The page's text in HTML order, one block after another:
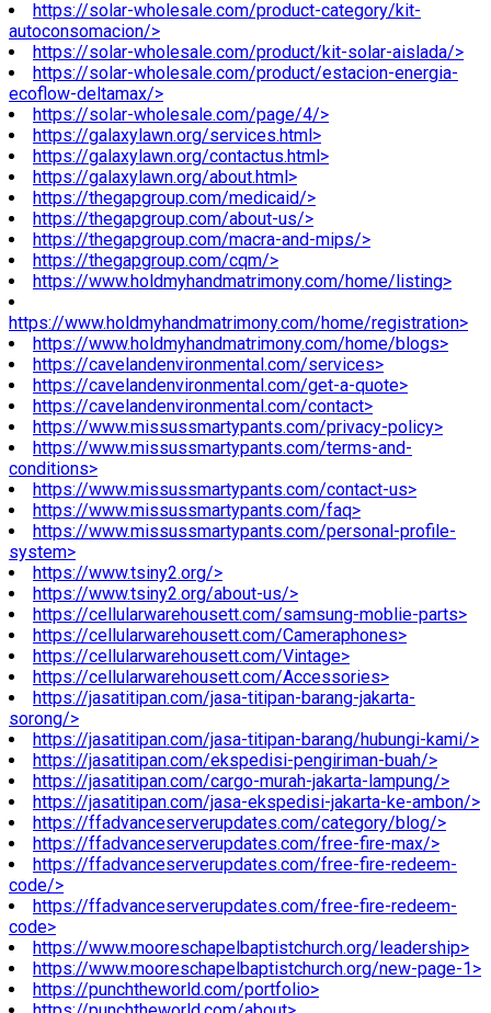
https://solar-wholesale.com/product-category/kit-
autoconsomacion/>
https://solar-wholesale.com/product/kit-solar-aislada/>
https://solar-wholesale.com/product/estacion-energia-
ecoflow-deltamax/>
https://solar-wholesale.com/page/4/>
https://galaxylawn.org/services.html>
https://galaxylawn.org/contactus.html>
https://galaxylawn.org/about.html>
https://thegapgroup.com/medicaid/>
https://thegapgroup.com/about-us/>
https://thegapgroup.com/macra-and-mips/>
https://thegapgroup.com/cqm/>
https://www.holdmyhandmatrimony.com/home/listing>
https://www.holdmyhandmatrimony.com/home/registration>
https://www.holdmyhandmatrimony.com/home/blogs>
https://cavelandenvironmental.com/services>
https://cavelandenvironmental.com/get-a-quote>
https://cavelandenvironmental.com/contact>
https://www.missussmartypants.com/privacy-policy>
https://www.missussmartypants.com/terms-and-
conditions>
https://www.missussmartypants.com/contact-us>
https://www.missussmartypants.com/faq>
https://www.missussmartypants.com/personal-profile-
system>
https://www.tsiny2.org/>
https://www.tsiny2.org/about-us/>
https://cellularwarehousett.com/samsung-moblie-parts>
https://cellularwarehousett.com/Cameraphones>
https://cellularwarehousett.com/Vintage>
https://cellularwarehousett.com/Accessories>
https://jasatitipan.com/jasa-titipan-barang-jakarta-
sorong/>
https://jasatitipan.com/jasa-titipan-barang/hubungi-kami/>
https://jasatitipan.com/ekspedisi-pengiriman-buah/>
https://jasatitipan.com/cargo-murah-jakarta-lampung/>
https://jasatitipan.com/jasa-ekspedisi-jakarta-ke-ambon/>
https://ffadvanceserverupdates.com/category/blog/>
https://ffadvanceserverupdates.com/free-fire-max/>
https://ffadvanceserverupdates.com/free-fire-redeem-
code/>
https://ffadvanceserverupdates.com/free-fire-redeem-
code>
https://www.mooreschapelbaptistchurch.org/leadership>
https://www.mooreschapelbaptistchurch.org/new-page-1>
https://punchtheworld.com/portfolio>